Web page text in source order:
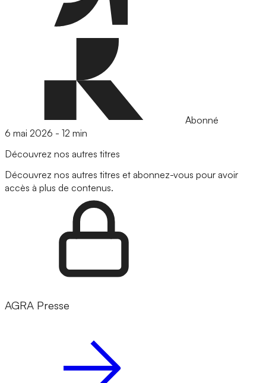
Abonné
6 mai 2026 - 12 min
Découvrez nos autres titres
Découvrez nos autres titres et abonnez-vous pour avoir
accès à plus de contenus.
AGRA Presse